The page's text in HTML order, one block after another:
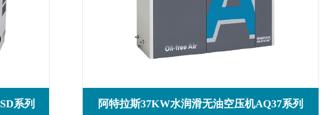
系列 阿特拉斯37KW水润滑无油空压机AQ37系列